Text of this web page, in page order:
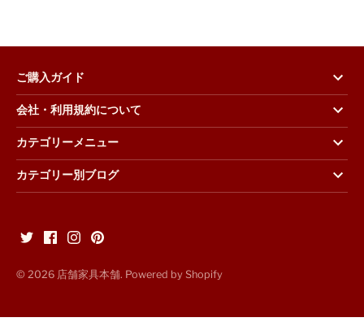
ご購入ガイド
会社・利用規約について
カテゴリーメニュー
カテゴリー別ブログ
© 2026 店舗家具本舗. Powered by Shopify